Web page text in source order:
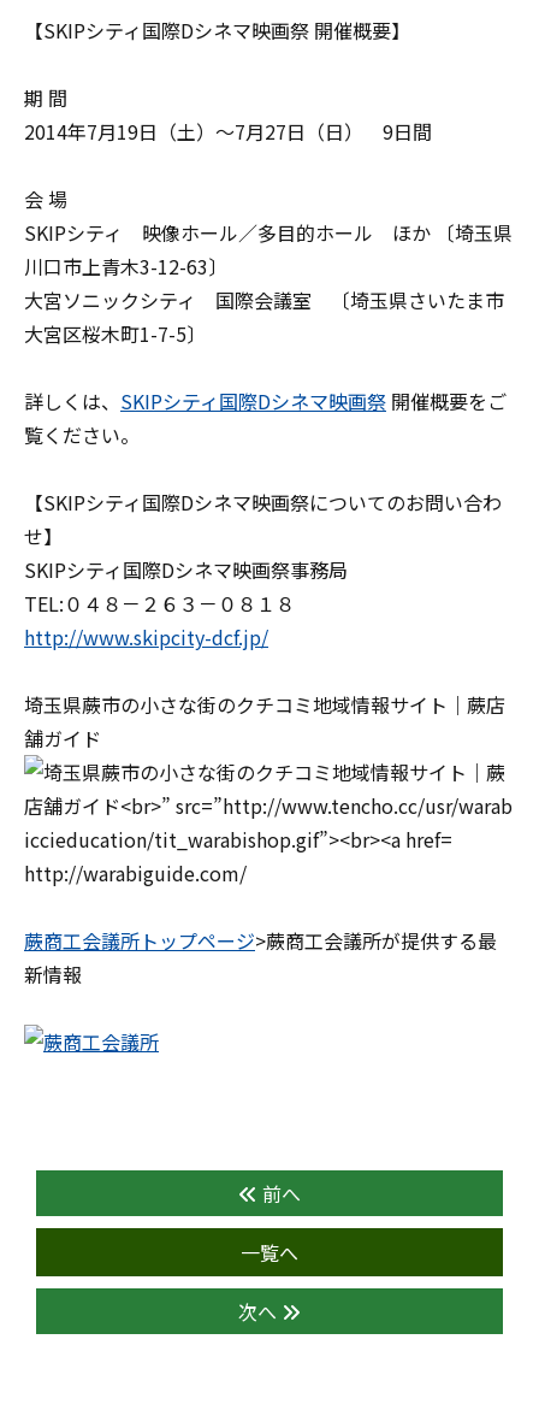
【SKIPシティ国際Dシネマ映画祭 開催概要】
期 間
2014年7月19日（土）～7月27日（日） 9日間
会 場
SKIPシティ 映像ホール／多目的ホール ほか 〔埼玉県
川口市上青木3-12-63〕
大宮ソニックシティ 国際会議室 〔埼玉県さいたま市
大宮区桜木町1-7-5〕
詳しくは、 SKIPシティ国際Dシネマ映画祭 開催概要をご
覧ください。
【SKIPシティ国際Dシネマ映画祭についてのお問い合わ
せ】
SKIPシティ国際Dシネマ映画祭事務局
TEL:０４８－２６３－０８１８
http://www.skipcity-dcf.jp/
埼玉県蕨市の小さな街のクチコミ地域情報サイト｜蕨店
舗ガイド
http://warabiguide.com/
蕨商工会議所トップページ>蕨商工会議所が提供する最
新情報
前へ
一覧へ
次へ